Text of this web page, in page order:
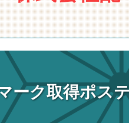
ーク取得ポス